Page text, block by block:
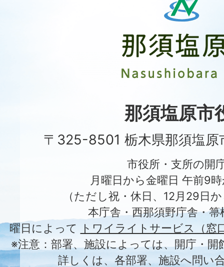
原
市
City
那須塩原市
〒325-8501 栃木県那須塩原
市役所・支所の開
月曜日から金曜日 午前9
（ただし祝・休日、12月29日
本庁舎・西那須野庁舎・
曜日によって
トワイライトサービス（窓
※注意：部署、施設によっては、開庁・
詳しくは、各部署、施設へ問い